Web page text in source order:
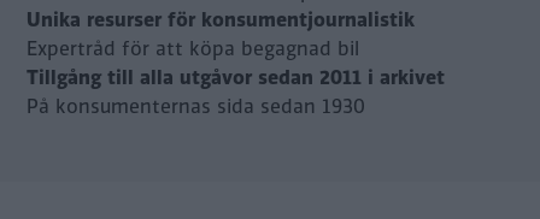
Unika resurser för konsumentjournalistik
Expertråd för att köpa begagnad bil
Tillgång till alla utgåvor sedan 2011 i arkivet
På konsumenternas sida sedan 1930